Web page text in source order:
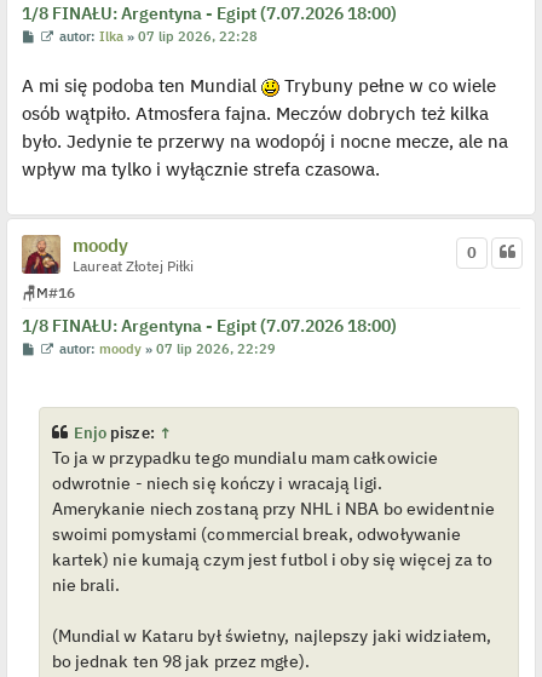
1/8 FINAŁU: Argentyna - Egipt (7.07.2026 18:00)
P
t
W
w
i
e
l
o
d
y
c
z
y
p
o
s
autor:Ilka »07 lip 2026, 22:28
A mi się podoba ten Mundial
Trybuny pełne w co wiele
osób wątpiło. Atmosfera fajna. Meczów dobrych też kilka
było. Jedynie te przerwy na wodopój i nocne mecze, ale na
wpływ ma tylko i wyłącznie strefa czasowa.
moody
Laureat Złotej Piłki
🪑M#16
1/8 FINAŁU: Argentyna - Egipt (7.07.2026 18:00)
0
P
W
i
e
t
l
o
j
d
y
n
c
p
o
s
autor:moody »07 lip 2026, 22:29
Enjo pisze: ↑
To ja w przypadku tego mundialu mam całkowicie
odwrotnie - niech się kończy i wracają ligi.
Amerykanie niech zostaną przy NHL i NBA bo ewidentnie
swoimi pomysłami (commercial break, odwoływanie
kartek) nie kumają czym jest futbol i oby się więcej za to
nie brali.
(Mundial w Kataru był świetny, najlepszy jaki widziałem,
bo jednak ten 98 jak przez mgłe).